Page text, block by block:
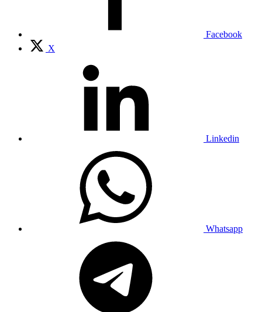
Facebook
X
Linkedin
Whatsapp